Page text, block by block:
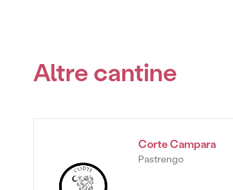
Altre cantine
Corte Campara
Pastrengo